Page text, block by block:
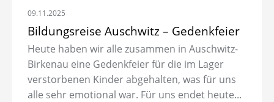
09.11.2025
Bildungsreise Auschwitz – Gedenkfeier
Heute haben wir alle zusammen in Auschwitz-
Birkenau eine Gedenkfeier für die im Lager
verstorbenen Kinder abgehalten, was für uns
alle sehr emotional war. Für uns endet heute...